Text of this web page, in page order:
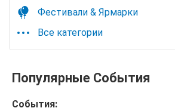
Фестивали & Ярмарки
Все категории
Популярные События
События: